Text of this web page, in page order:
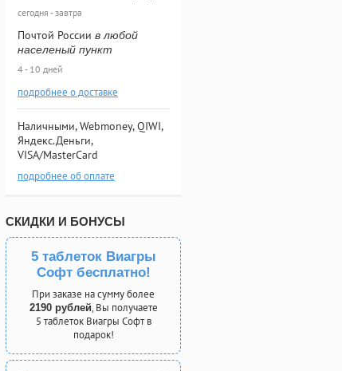
сегодня - завтра
Почтой России в любой
населеный пункт
4 - 10 дней
подробнее о доставке
Наличными, Webmoney, QIWI,
Яндекс.Деньги,
VISA/MasterCard
подробнее об оплате
СКИДКИ И БОНУСЫ
5 таблеток Виагры
Софт бесплатно!
При заказе на сумму более
2190 рублей, Вы получаете
5 таблеток Виагры Софт в
подарок!